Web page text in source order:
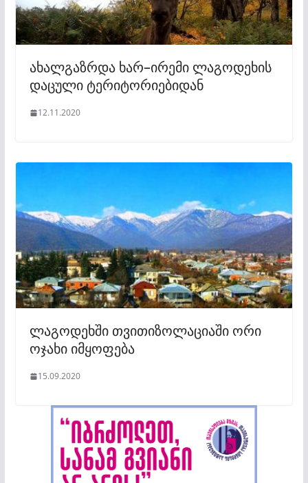
ახალგაზრდა ხარ–ირემი ლაგოდეხის
დაცული ტერიტორიებიდან
12.11.2020
ლაგოდეხში თვითიზოლაციაში ორი
ოჯახი იმყოფება
15.09.2020